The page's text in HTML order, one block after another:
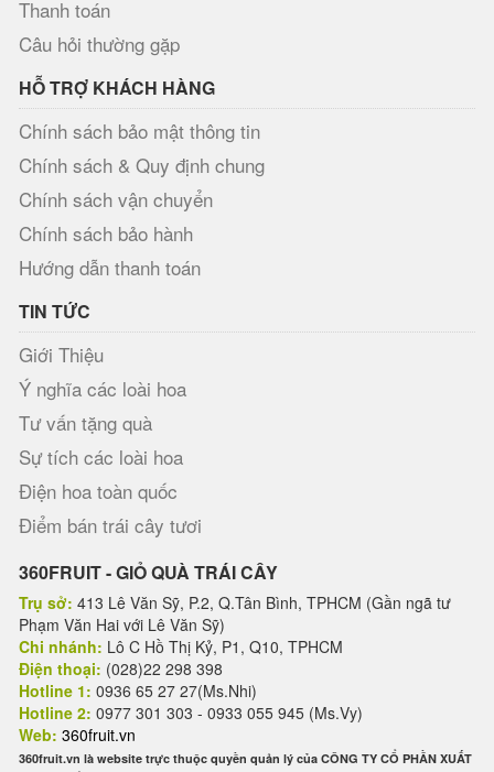
Thanh toán
Câu hỏi thường gặp
HỖ TRỢ KHÁCH HÀNG
Chính sách bảo mật thông tin
Chính sách & Quy định chung
Chính sách vận chuyển
Chính sách bảo hành
Hướng dẫn thanh toán
TIN TỨC
Giới Thiệu
Ý nghĩa các loài hoa
Tư vấn tặng quà
Sự tích các loài hoa
Điện hoa toàn quốc
Điểm bán trái cây tươi
360FRUIT - GIỎ QUÀ TRÁI CÂY
Trụ sở: 413 Lê Văn Sỹ, P.2, Q.Tân Bình, TPHCM (Gần ngã tư
Phạm Văn Hai với Lê Văn Sỹ)
Chi nhánh: Lô C Hồ Thị Kỷ, P1, Q10, TPHCM
Điện thoại: (028)22 298 398
Hotline 1: 0936 65 27 27(Ms.Nhi)
Hotline 2: 0977 301 303 - 0933 055 945 (Ms.Vy)
Web: 360fruit.vn
360fruit.vn là website trực thuộc quyền quản lý của CÔNG TY CỔ PHẦN XUẤT